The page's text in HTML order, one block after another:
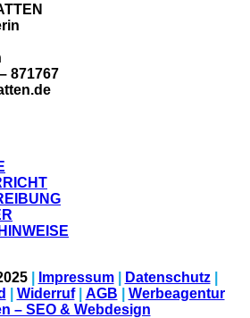
871767
Impressum Datenschutz
Widerruf AGB
Werbeagentur
– SEO & Webdesign